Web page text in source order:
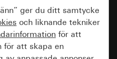
2-knappars
ger du ditt samtycke
och liknande tekniker
för att
för att skapa en